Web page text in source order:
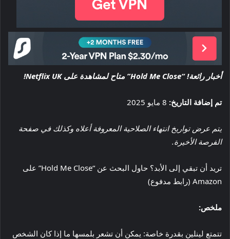
أخبار رائعة! “Hold Me Close” متاح لمشاهدة على Netflix UK!
تم إضافة التاريخ:
يتم عرض تواريخ انتهاء الصلاحية المعروفة أعلاه وكذلك في صفحة
الفرصة الأخيرة.
تريد أن تبقي إلى الأبد؟ حاول البحث عن “Hold Me Close” على
Amazon (رابط مدفوع)
ملخص:
تتمتع لينلين بقدرة خاصة: يمكن أن تشعر بلمسها ما إذا كان الشخص